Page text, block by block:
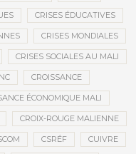
CRISES ÉDUCATIVES
CRISES MONDIALES
CRISES SOCIALES AU MALI
CROISSANCE
ÉCONOMIQUE MALI
CROIX-ROUGE MALIENNE
CSRÉF CUIVRE